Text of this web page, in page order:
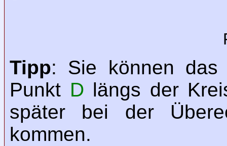
Tipp: Sie können das
Punkt D längs der
später bei der
kommen.